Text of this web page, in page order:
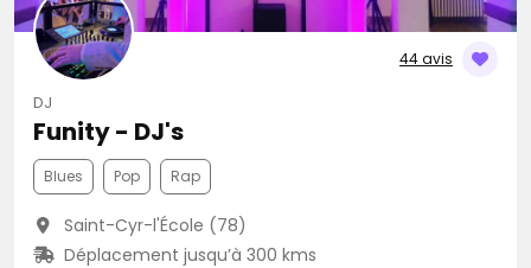
44 avis
DJ
Funity - DJ's
Blues Pop Rap
Saint-Cyr-l'École (78)
Déplacement jusqu’à 300 kms